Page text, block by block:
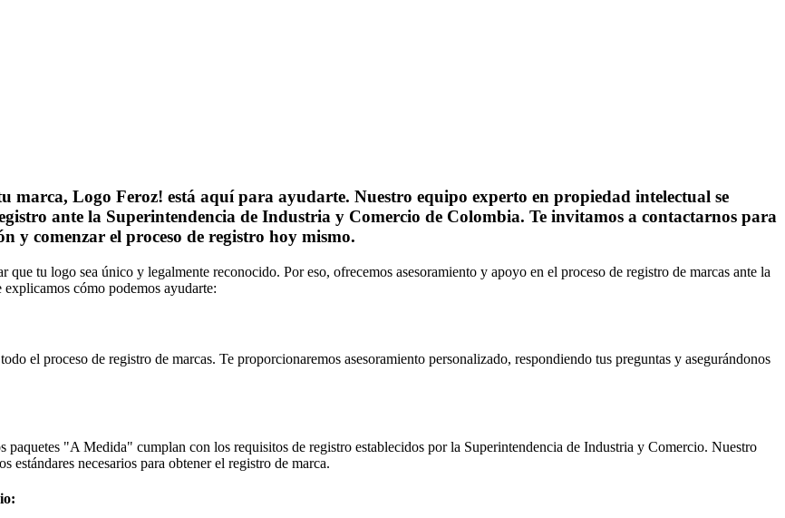
marca, Logo Feroz! está aquí para ayudarte. Nuestro equipo experto en propiedad intelectual se
ante la Superintendencia de Industria y Comercio de Colombia. Te invitamos a contactarnos para
y comenzar el proceso de registro hoy mismo.
tu logo sea único y legalmente reconocido. Por eso, ofrecemos asesoramiento y apoyo en el proceso de registro de marcas ante la
cómo podemos ayudarte:
el proceso de registro de marcas. Te proporcionaremos asesoramiento personalizado, respondiendo tus preguntas y asegurándonos
paquetes "A Medida" cumplan con los requisitos de registro establecidos por la Superintendencia de Industria y Comercio. Nuestro
necesarios para obtener el registro de marca.